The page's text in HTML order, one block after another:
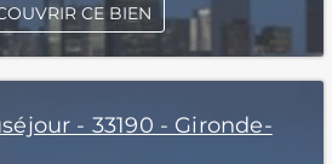
CE BIEN
- 33190 - Gironde-